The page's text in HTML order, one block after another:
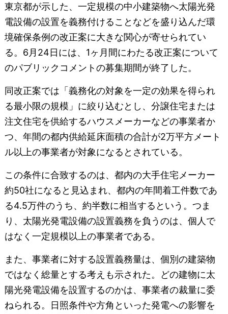
東京都が示した、一定規模の中小建築物へ太陽光発
電設備の設置を義務付けることなどを盛り込んだ環
境確保条例の改正案に大きな関心が寄せられてい
る。6月24日には、1ヶ月間にわたる改正案について
のパブリックコメントの募集期間が終了した。
同改正案では「義務化の対象を一定の効果を得られ
る最小限の規模」に絞り込むとし、分譲住宅または
注文住宅を供給するハウスメーカーなどの事業者か
つ、年間の都内供給延床面積の合計が2万平方メート
ル以上の事業者が対象になるとされている。
この条件に合致するのは、都内の大手住宅メーカー
約50社になると見込まれ、都内の年間着工件数であ
る4.5万件のうち、約半数に相当するという。つま
り、太陽光発電設備の設置義務を負うのは、個人で
はなく一定規模以上の事業者である。
また、事業者に対する設置義務量は、個別の建築物
ではなく総量とする考えも示された。どの建物に太
陽光発電設備を設置するのかは、事業者の裁量に委
ねられる。日照条件や方角といった発電への影響を